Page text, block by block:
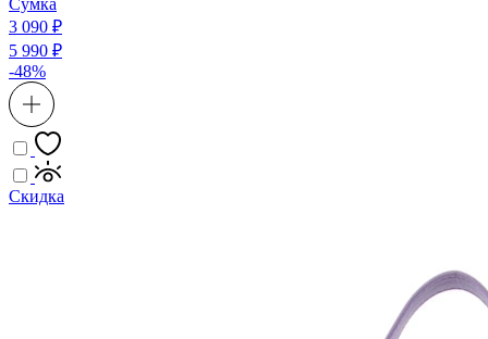
3 090 ₽
5 990 ₽
-48%
Скидка